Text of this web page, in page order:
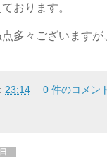
おります。
多々ございます
23:14 0 件のコメン